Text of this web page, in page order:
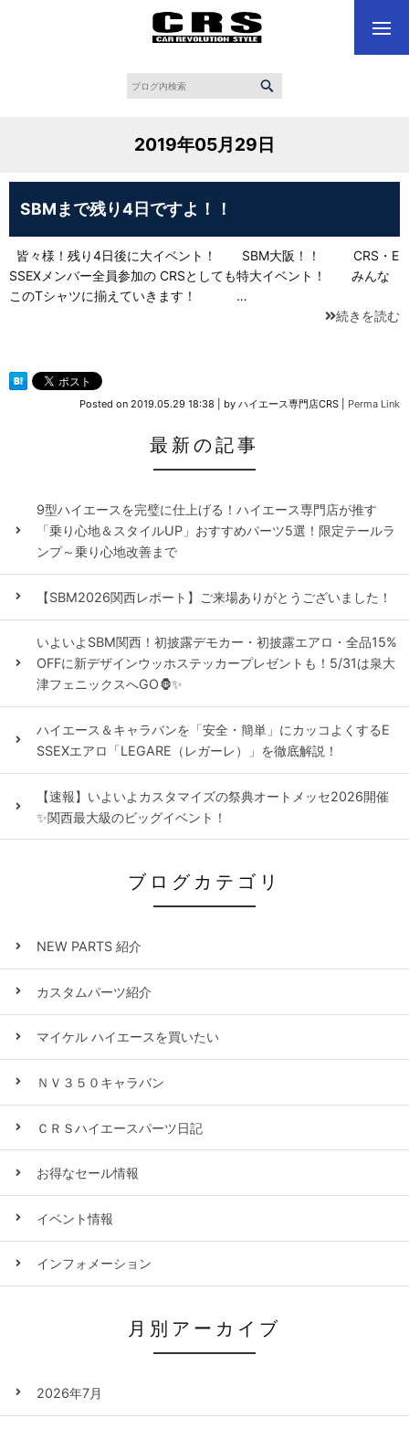
2019年05月29日
SBMまで残り4日ですよ！！
皆々様！残り4日後に大イベント！ SBM大阪！！ CRS・E
SSEXメンバー全員参加の CRSとしても特大イベント！ みんな
このTシャツに揃えていきます！ …
続きを読む
Posted on 2019.05.29 18:38 by ハイエース専門店CRS Perma Link
最新の記事
9型ハイエースを完璧に仕上げる！ハイエース専門店が推す
「乗り心地＆スタイルUP」おすすめパーツ5選！限定テールラ
ンプ～乗り心地改善まで
【SBM2026関西レポート】ご来場ありがとうございました！
いよいよSBM関西！初披露デモカー・初披露エアロ・全品15%
OFFに新デザインウッホステッカープレゼントも！5/31は泉大
津フェニックスへGO🦍✨
ハイエース＆キャラバンを「安全・簡単」にカッコよくするE
SSEXエアロ「LEGARE（レガーレ）」を徹底解説！
【速報】いよいよカスタマイズの祭典オートメッセ2026開催
✨関西最大級のビッグイベント！
ブログカテゴリ
NEW PARTS 紹介
カスタムパーツ紹介
マイケル ハイエースを買いたい
ＮＶ３５０キャラバン
ＣＲＳハイエースパーツ日記
お得なセール情報
イベント情報
インフォメーション
月別アーカイブ
2026年7月